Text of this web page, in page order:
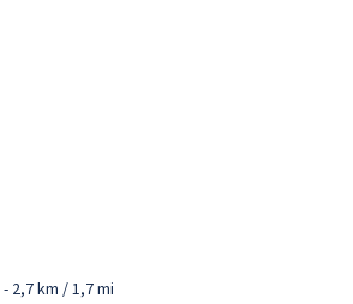
- 2,7 km / 1,7 mi